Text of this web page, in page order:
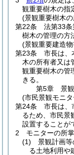
観重要樹木の指
(景観重要樹木
第22条
法第33
樹木の管理の方
(景観重要建造
第23条
市長は、
木の所有者又は
観重要樹木の管
きる。
第5章
景
(市民景観モニ
第24条
市長は、
るため、市民景
設置することが
2
モニターの所
(1)
景観計画
る土地利用や